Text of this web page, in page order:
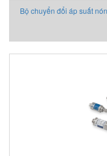
Bộ chuyển đổi áp suất